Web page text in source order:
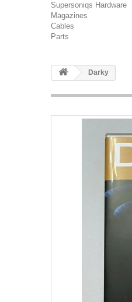
Supersoniqs Hardware
Magazines
Cables
Parts
Darky